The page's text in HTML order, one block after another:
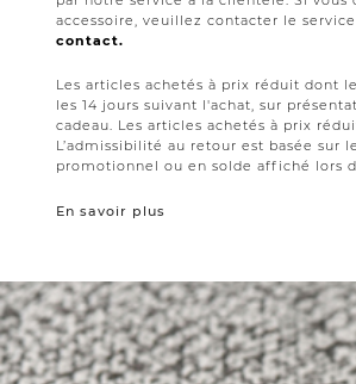
accessoire, veuillez contacter le
contact.
Les articles achetés à prix réduit dont
les 14 jours suivant l'achat, sur
cadeau. Les articles achetés à prix
L’admissibilité au retour est basée
promotionnel ou en solde affiché lors
En savoir plus